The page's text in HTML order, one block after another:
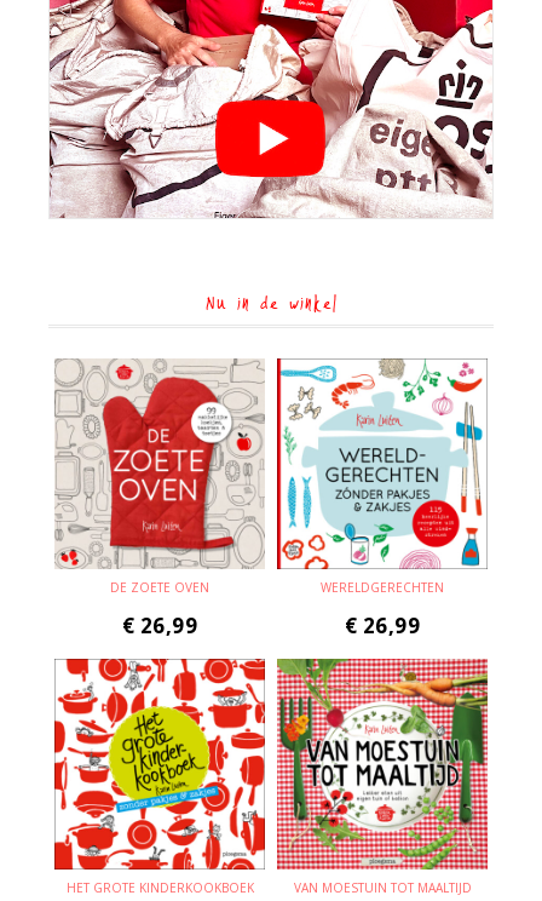
Nu in de winkel
DE ZOETE OVEN
€ 26,99
WERELDGERECHTEN
€ 26,99
HET GROTE KINDERKOOKBOEK VAN MOESTUIN TOT MAALTIJD